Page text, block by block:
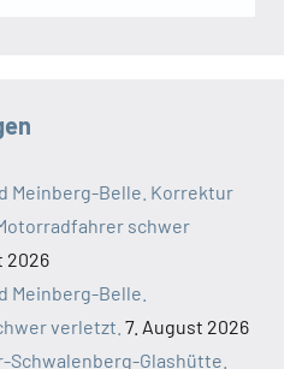
Meinberg-Belle. Korrektur
schwer
2026
Meinberg-Belle.
verletzt. 7. August 2026
Schwalenberg-Glashütte.